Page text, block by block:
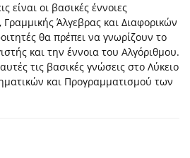
είναι οι βασικές έννοιες
Άλγεβρας και Διαφορικών
θα πρέπει να γνωρίζουν το
και την έννοια του Αλγόριθμου.
τις βασικές γνώσεις στο Λύκειο
και Προγραμματισμού των